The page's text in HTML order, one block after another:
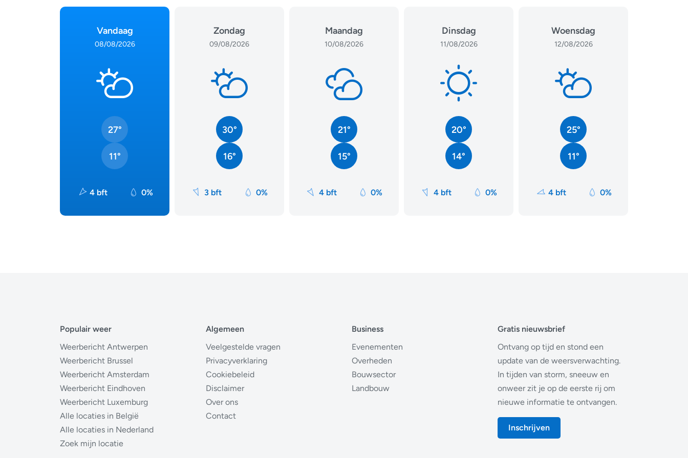
Vandaag
08/08/2026
27°
11°
4 bft 0%
Zondag
09/08/2026
30°
16°
3 bft 0%
Maandag
10/08/2026
21°
15°
4 bft 0%
Dinsdag
11/08/2026
20°
14°
4 bft 0%
Woensdag
12/08/2026
25°
11°
4 bft 0%
Populair weer
Weerbericht Antwerpen
Weerbericht Brussel
Weerbericht Amsterdam
Weerbericht Eindhoven
Weerbericht Luxemburg
Alle locaties in België
Alle locaties in Nederland
Zoek mijn locatie
Algemeen
Veelgestelde vragen
Privacyverklaring
Cookiebeleid
Disclaimer
Over ons
Contact
Business
Evenementen
Overheden
Bouwsector
Landbouw
Gratis nieuwsbrief
Ontvang op tijd en stond een
update van de weersverwachting.
In tijden van storm, sneeuw en
onweer zit je op de eerste rij om
nieuwe informatie te ontvangen.
Inschrijven